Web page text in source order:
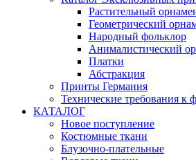
Растительный
Геометрический
Народный фольклор
Анималистический
Платки
Абстракция
Принты Германия
Технические требования к
КАТАЛОГ
Новое поступление
Костюмные ткани
Блузочно-плательные